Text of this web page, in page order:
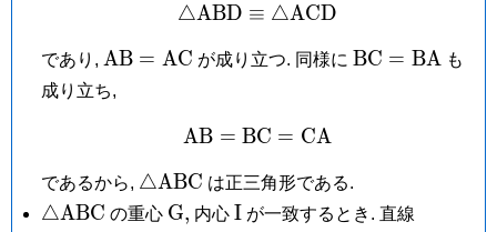
△ABD ≡ △ACD
であり, \mathrm{AB}
=
\mathrm{AC}
AB = AC が成り立つ. 同様に \mathrm{BC}
BC = BA も
成り立ち,
\mathrm{AB} =
AB = BC = CA
であるから, \triangle\mathrm{ABC}
△ABC は正三角形である.
\triangle\mathrm{ABC}
△ABC の重心 \mathrm
G, 内心 \mathrm
I が一致するとき. 直線